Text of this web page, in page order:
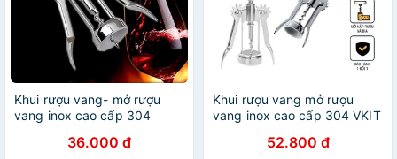
Khui rượu vang- mở rượu
vang inox cao cấp 304
36.000 đ
Khui rượu vang mở rượu
vang inox cao cấp 304 VKIT
52.800 đ